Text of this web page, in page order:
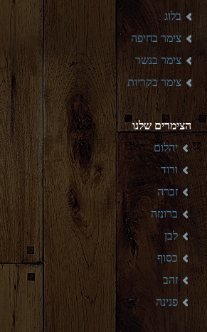
בלוג
צימר בחיפה
צימר בנשר
צימר בקריות
הצימרים שלנו
יהלום
ורוד
זברה
ברונזה
לבן
כסוף
זהב
פנינה